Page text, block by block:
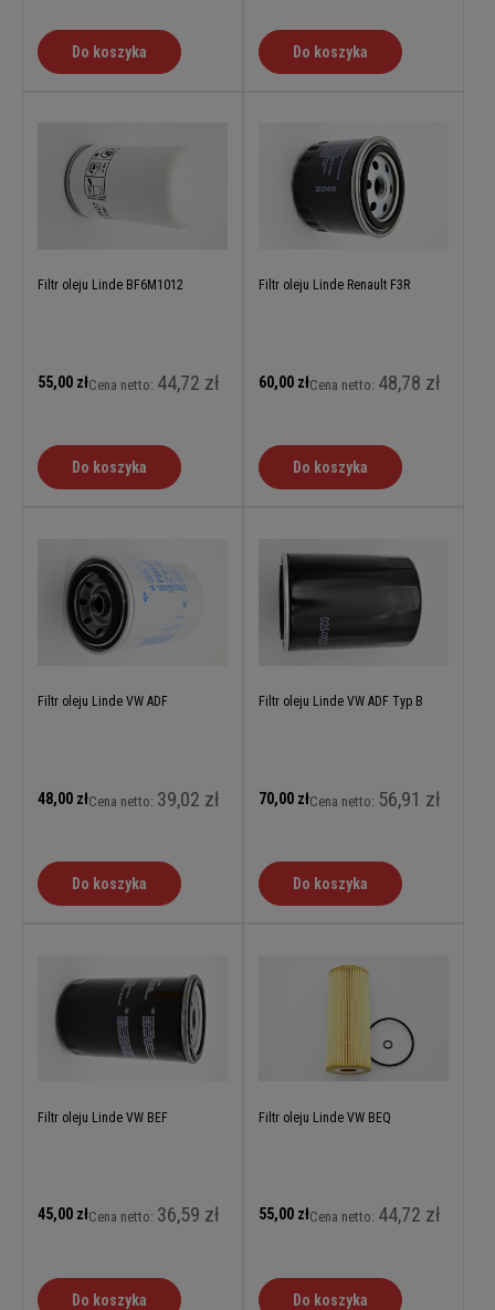
Do koszyka Do koszyka
Filtr oleju Linde BF6M1012
55,00 złCena netto: 44,72 zł
Do koszyka
Filtr oleju Linde Renault F3R
60,00 złCena netto: 48,78 zł
Do koszyka
Filtr oleju Linde VW ADF
48,00 złCena netto: 39,02 zł
Do koszyka
Filtr oleju Linde VW ADF Typ B
70,00 złCena netto: 56,91 zł
Do koszyka
Filtr oleju Linde VW BEF
45,00 złCena netto: 36,59 zł
Do koszyka
Filtr oleju Linde VW BEQ
55,00 złCena netto: 44,72 zł
Do koszyka